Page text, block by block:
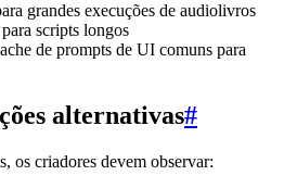
grandes execuções de audiolivros
scripts longos
de prompts de UI comuns para
alternativas#
os criadores devem observar: